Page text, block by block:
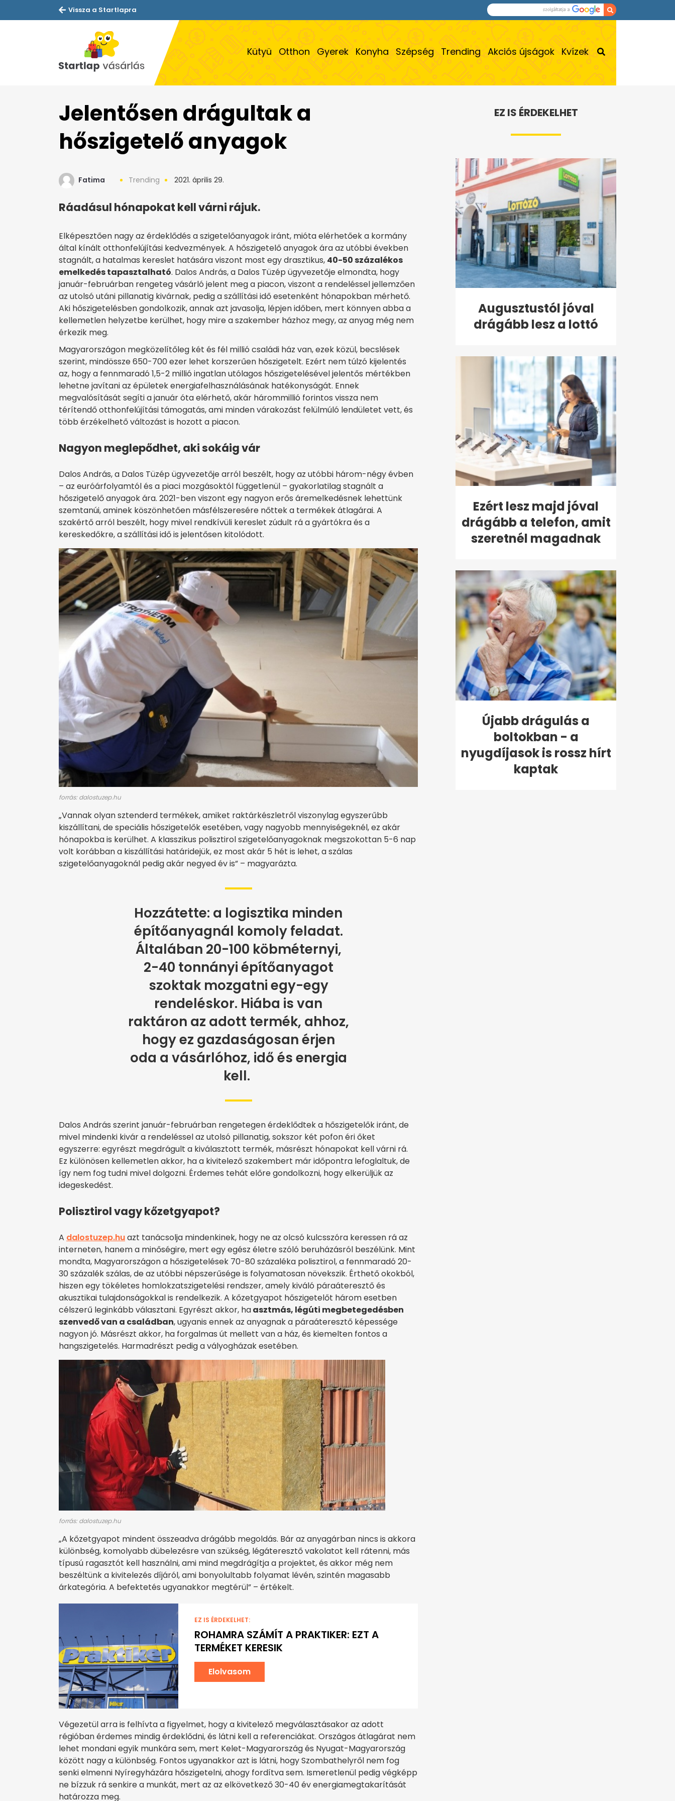
Vissza a Startlapra
Kütyü Otthon Gyerek Konyha Szépség Trending Akciós újságok Kvízek
Jelentősen drágultak a
hőszigetelő anyagok
Fatima Trending 2021. április 29.
Ráadásul hónapokat kell várni rájuk.
Elképesztően nagy az érdeklődés a szigetelőanyagok iránt, mióta elérhetőek a kormány
által kínált otthonfelújítási kedvezmények. A hőszigetelő anyagok ára az utóbbi években
stagnált, a hatalmas kereslet hatására viszont most egy drasztikus, 40-50 százalékos
emelkedés tapasztalható. Dalos András, a Dalos Tüzép ügyvezetője elmondta, hogy
január-februárban rengeteg vásárló jelent meg a piacon, viszont a rendeléssel jellemzően
az utolsó utáni pillanatig kivárnak, pedig a szállítási idő esetenként hónapokban mérhető.
Aki hőszigetelésben gondolkozik, annak azt javasolja, lépjen időben, mert könnyen abba a
kellemetlen helyzetbe kerülhet, hogy mire a szakember házhoz megy, az anyag még nem
érkezik meg.
Magyarországon megközelítőleg két és fél millió családi ház van, ezek közül, becslések
szerint, mindössze 650-700 ezer lehet korszerűen hőszigetelt. Ezért nem túlzó kijelentés
az, hogy a fennmaradó 1,5-2 millió ingatlan utólagos hőszigetelésével jelentős mértékben
lehetne javítani az épületek energiafelhasználásának hatékonyságát. Ennek
megvalósítását segíti a január óta elérhető, akár hárommillió forintos vissza nem
térítendő otthonfelújítási támogatás, ami minden várakozást felülmúló lendületet vett, és
több érzékelhető változást is hozott a piacon.
Nagyon meglepődhet, aki sokáig vár
Dalos András, a Dalos Tüzép ügyvezetője arról beszélt, hogy az utóbbi három-négy évben
– az euróárfolyamtól és a piaci mozgásoktól függetlenül – gyakorlatilag stagnált a
hőszigetelő anyagok ára. 2021-ben viszont egy nagyon erős áremelkedésnek lehettünk
szemtanúi, aminek köszönhetően másfélszeresére nőttek a termékek átlagárai. A
szakértő arról beszélt, hogy mivel rendkívüli kereslet zúdult rá a gyártókra és a
kereskedőkre, a szállítási idő is jelentősen kitolódott.
forrás: dalostuzep.hu
„Vannak olyan sztenderd termékek, amiket raktárkészletről viszonylag egyszerűbb
kiszállítani, de speciális hőszigetelők esetében, vagy nagyobb mennyiségeknél, ez akár
hónapokba is kerülhet. A klasszikus polisztirol szigetelőanyagoknak megszokottan 5-6 nap
volt korábban a kiszállítási határidejük, ez most akár 5 hét is lehet, a szálas
szigetelőanyagoknál pedig akár negyed év is” – magyarázta.
Hozzátette: a logisztika minden
építőanyagnál komoly feladat.
Általában 20-100 köbméternyi,
2-40 tonnányi építőanyagot
szoktak mozgatni egy-egy
rendeléskor. Hiába is van
raktáron az adott termék, ahhoz,
hogy ez gazdaságosan érjen
oda a vásárlóhoz, idő és energia
kell.
Dalos András szerint január-februárban rengetegen érdeklődtek a hőszigetelők iránt, de
mivel mindenki kivár a rendeléssel az utolsó pillanatig, sokszor két pofon éri őket
egyszerre: egyrészt megdrágult a kiválasztott termék, másrészt hónapokat kell várni rá.
Ez különösen kellemetlen akkor, ha a kivitelező szakembert már időpontra lefoglaltuk, de
így nem fog tudni mivel dolgozni. Érdemes tehát előre gondolkozni, hogy elkerüljük az
idegeskedést.
Polisztirol vagy kőzetgyapot?
A dalostuzep.huazt tanácsolja mindenkinek, hogy ne az olcsó kulcsszóra keressen rá az
interneten, hanem a minőségire, mert egy egész életre szóló beruházásról beszélünk. Mint
mondta, Magyarországon a hőszigetelések 70-80 százaléka polisztirol, a fennmaradó 20-
30 százalék szálas, de az utóbbi népszerűsége is folyamatosan növekszik. Érthető okokból,
hiszen egy tökéletes homlokzatszigetelési rendszer, amely kiváló páraáteresztő és
akusztikai tulajdonságokkal is rendelkezik. A kőzetgyapot hőszigetelőt három esetben
célszerű leginkább választani. Egyrészt akkor, haasztmás, légúti megbetegedésben
szenvedő van a családban, ugyanis ennek az anyagnak a páraáteresztő képessége
nagyon jó. Másrészt akkor, ha forgalmas út mellett van a ház, és kiemelten fontos a
hangszigetelés. Harmadrészt pedig a vályogházak esetében.
forrás: dalostuzep.hu
„A kőzetgyapot mindent összeadva drágább megoldás. Bár az anyagárban nincs is akkora
különbség, komolyabb dübelezésre van szükség, légáteresztő vakolatot kell rátenni, más
típusú ragasztót kell használni, ami mind megdrágítja a projektet, és akkor még nem
beszéltünk a kivitelezés díjáról, ami bonyolultabb folyamat lévén, szintén magasabb
árkategória. A befektetés ugyanakkor megtérül” – értékelt.
EZ IS ÉRDEKELHET:
ROHAMRA SZÁMÍT A PRAKTIKER: EZT A
TERMÉKET KERESIK
Elolvasom
Végezetül arra is felhívta a figyelmet, hogy a kivitelező megválasztásakor az adott
régióban érdemes mindig érdeklődni, és látni kell a referenciákat. Országos átlagárat nem
lehet mondani egyik munkára sem, mert Kelet-Magyarország és Nyugat-Magyarország
között nagy a különbség. Fontos ugyanakkor azt is látni, hogy Szombathelyről nem fog
senki elmenni Nyíregyházára hőszigetelni, ahogy fordítva sem. Ismeretlenül pedig végképp
ne bízzuk rá senkire a munkát, mert az az elkövetkező 30-40 év energiamegtakarítását
határozza meg.
EZ IS ÉRDEKELHET
Augusztustól jóval
drágább lesz a lottó
Ezért lesz majd jóval
drágább a telefon, amit
szeretnél magadnak
Újabb drágulás a
boltokban - a
nyugdíjasok is rossz hírt
kaptak